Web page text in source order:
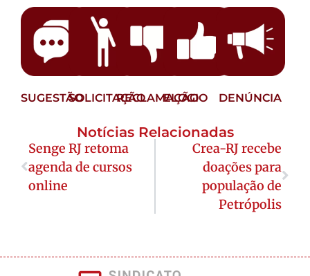
SUGESTÃOSOLICITAÇÃORECLAMAÇÃO
ELOGIO DENÚNCIA
Notícias Relacionadas
Senge RJ retoma
agenda de cursos
online
Crea-RJ recebe
doações para
população de
Petrópolis